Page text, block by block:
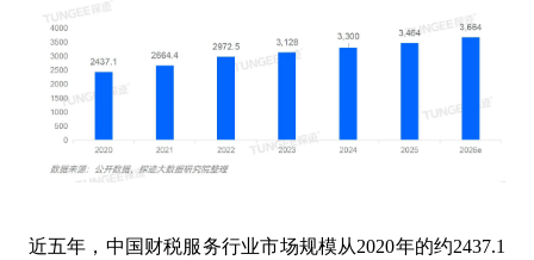
近五年，中国财税服务行业市场规模从2020年的约2437.1